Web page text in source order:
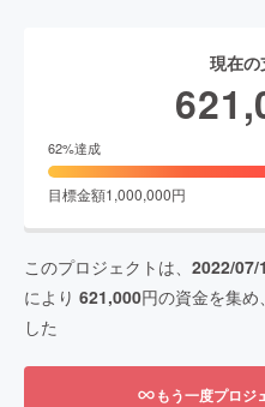
現在
62%達成
目標金額1,000,000円
このプロジェクトは、 2022/07/
により 621,000円の資金を集め
した
もう一度プロジ